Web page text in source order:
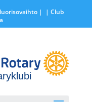
|
| Club